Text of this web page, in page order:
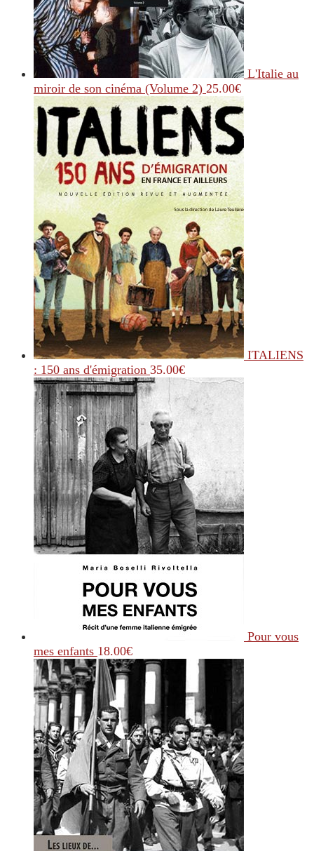
L'Italie au
miroir de son cinéma (Volume 2) 25.00€
ITALIENS
: 150 ans d'émigration 35.00€
Pour vous
mes enfants 18.00€